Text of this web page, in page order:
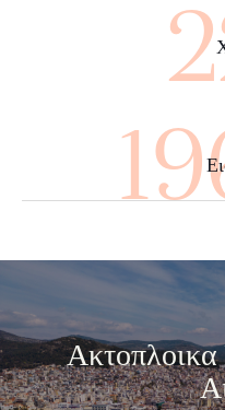
Ακτοπλοικα